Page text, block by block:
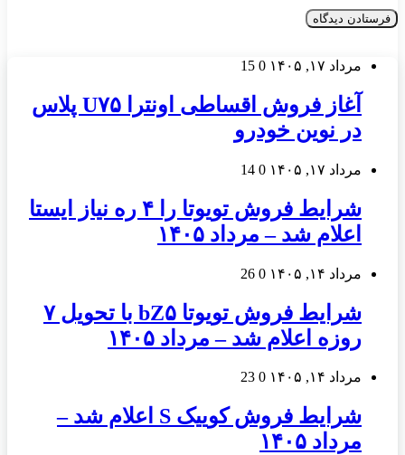
مرداد ۱۷, ۱۴۰۵ 0
15
آغاز فروش اقساطی اونترا U۷۵ پلاس
در نوین خودرو
مرداد ۱۷, ۱۴۰۵ 0
14
شرایط فروش تویوتا را ۴ ره نیاز ایستا
اعلام شد – مرداد ۱۴۰۵
مرداد ۱۴, ۱۴۰۵ 0
26
شرایط فروش تویوتا bZ۵ با تحویل ۷
روزه اعلام شد – مرداد ۱۴۰۵
مرداد ۱۴, ۱۴۰۵ 0
23
شرایط فروش کوییک S اعلام شد –
مرداد ۱۴۰۵